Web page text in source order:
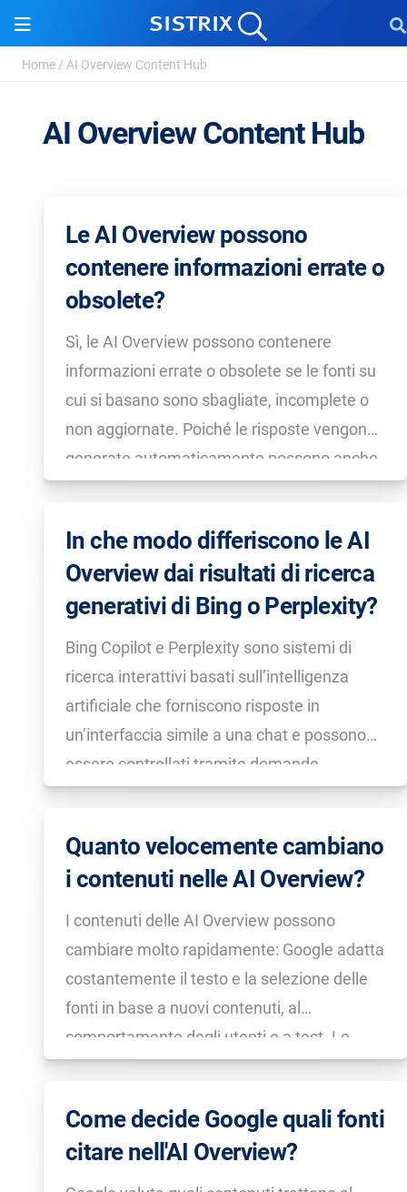
Home / AI Overview Content Hub
AI Overview Content Hub
Le AI Overview possono
contenere informazioni errate o
obsolete?
Sì, le AI Overview possono contenere
informazioni errate o obsolete se le fonti su
cui si basano sono sbagliate, incomplete o
non aggiornate. Poiché le risposte vengono
generate automaticamente possono anche
verificarsi malintesi, ad esempio a causa di
ponderazione errata dei contenuti.
Verificando e aggiornando […]
In che modo differiscono le AI
Overview dai risultati di ricerca
generativi di Bing o Perplexity?
Bing Copilot e Perplexity sono sistemi di
ricerca interattivi basati sull’intelligenza
artificiale che forniscono risposte in
un’interfaccia simile a una chat e possono
essere controllati tramite domande
successive. Entrambi combinano un
generano risposte dinamiche sulla base
della domanda posta. Le AI Overview, […]
Quanto velocemente cambiano
i contenuti nelle AI Overview?
I contenuti delle AI Overview possono
cambiare molto rapidamente: Google adatta
costantemente il testo e la selezione delle
fonti in base a nuovi contenuti, al
comportamento degli utenti e a test. Le
modifiche avvengono spesso in pochi giorni,
pena controllare regolarmente le […]
Come decide Google quali fonti
citare nell'AI Overview?